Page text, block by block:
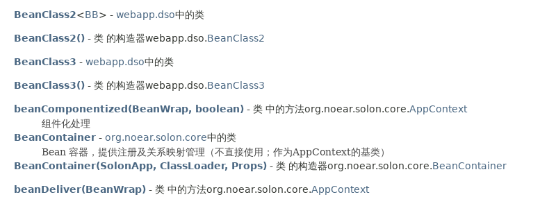
BeanClass2<BB> - webapp.dso中的类
BeanClass2() - 类 的构造器webapp.dso.BeanClass2
BeanClass3 - webapp.dso中的类
BeanClass3() - 类 的构造器webapp.dso.BeanClass3
beanComponentized(BeanWrap, boolean) - 类 中的方法org.noear.solon.core.AppContext
组件化处理
BeanContainer - org.noear.solon.core中的类
Bean 容器，提供注册及关系映射管理（不直接使用；作为AppContext的基类）
BeanContainer(SolonApp, ClassLoader, Props) - 类 的构造器org.noear.solon.core.BeanContainer
beanDeliver(BeanWrap) - 类 中的方法org.noear.solon.core.AppContext